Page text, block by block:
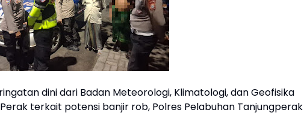
dini dari Badan Meteorologi, Klimatologi, dan Geofisika
terkait potensi banjir rob, Polres Pelabuhan Tanjungperak